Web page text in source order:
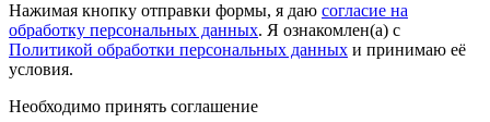
Нажимая кнопку отправки формы, я даю согласие на
обработку персональных данных. Я ознакомлен(а) с
Политикой обработки персональных данных и принимаю её
условия.
Необходимо принять соглашение